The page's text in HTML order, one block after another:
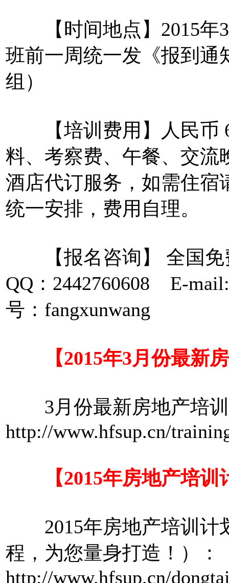
【时间地点】2015年3
班前一周统一发《报到通
组）
【培训费用】人民币
料、考察费、午餐、交流
酒店代订服务，如需住宿
统一安排，费用自理。
【报名咨询】 全国免
QQ：2442760608 E-
号：fangxunwang
【2015年3月份最新房
3月份最新房地产培训
http://www.hfsup.cn/
【2015年房地产培训
2015年房地产培训计
程，为您量身打造！）：
http://www.hfsup.cn/